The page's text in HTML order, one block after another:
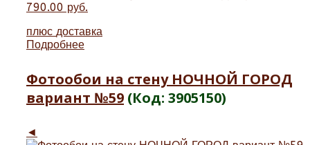
790.00 руб.
плюс доставка
Подробнее
Фотообои на стену НОЧНОЙ ГОРОД
вариант №59 (Код: 3905150)
◄